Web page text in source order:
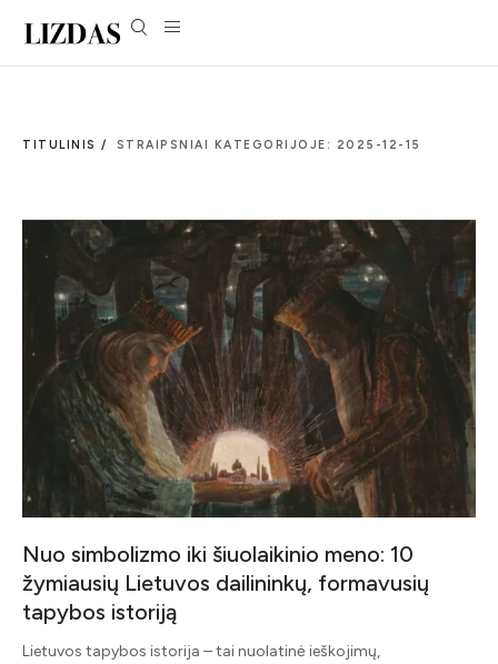
TITULINIS / STRAIPSNIAI KATEGORIJOJE: 2025-12-15
Nuo simbolizmo iki šiuolaikinio meno: 10
žymiausių Lietuvos dailininkų, formavusių
tapybos istoriją
Lietuvos tapybos istorija – tai nuolatinė ieškojimų,